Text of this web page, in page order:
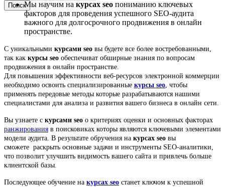
ПоискМы научим на курсах seo пониманию ключевых
факторов для проведения успешного SEO-аудита
важного для долгосрочного продвижения в онлайн
пространстве.
C уникальными курсами seo вы будете все более востребованными,
так как курсы seo обеспечиват обширные знания по вопросам
продвижения в онлайн пространстве.
Для повышения эффективности веб-ресурсов электронной коммерции
необходимо освоить специализированные курсы seo, чтобы
применять передовые методы которые разрабатываются нашими
специалистами для анализа и развития вашего бизнеса в онлайн сети.
Вы узнаете с курсами seo о критериях оценки и основных факторах
ранжирования в поисковиках которы являются ключевыми элементами
модели аудита. В результате обручения на курсах seo вы
сможете раскрыть основные задачи и инструменты SEO-аналитики,
что позволит улучшить видимость вашего сайта и привлечь больше
клиентской базы.
Последующее обучение на курсах seo станет ключом к успешной